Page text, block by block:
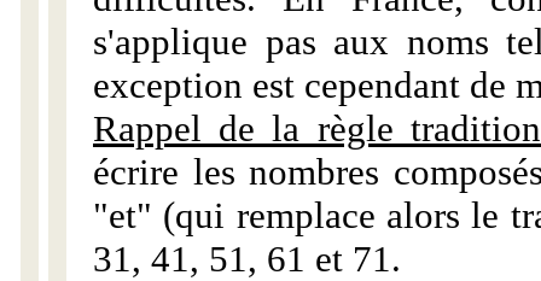
s'applique pas aux noms
exception est cependant de
Rappel de la règle
écrire les nombres
"et" (qui remplace alors le
31, 41, 51, 61 et 71.